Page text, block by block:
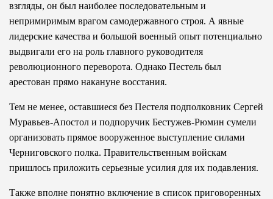
взгляды, он был наиболее последовательным и
непримиримым врагом самодержавного строя. А явные
лидерские качества и большой военный опыт потенциально
выдвигали его на роль главного руководителя
революционного переворота. Однако Пестель был
арестован прямо накануне восстания.
Тем не менее, оставшиеся без Пестеля подполковник Сергей
Муравьев-Апостол и подпоручик Бестужев-Рюмин сумели
организовать прямое вооруженное выступление силами
Черниговского полка. Правительственным войскам
пришлось приложить серьезные усилия для их подавления.
Также вполне понятно включение в список приговоренных